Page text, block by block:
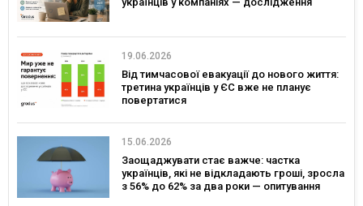
19.06.2026
Від тимчасової евакуації до нового життя:
третина українців у ЄС вже не планує
повертатися
15.06.2026
Заощаджувати стає важче: частка
українців, які не відкладають гроші, зросла
з 56% до 62% за два роки — опитування